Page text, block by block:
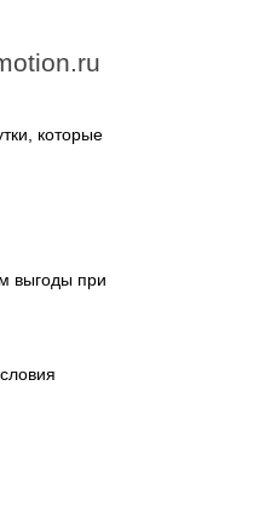
которые
выгоды при